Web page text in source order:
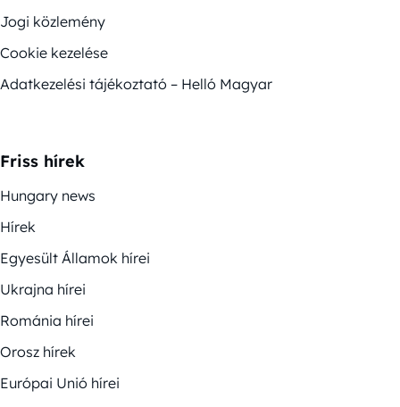
Jogi közlemény
Cookie kezelése
Adatkezelési tájékoztató – Helló Magyar
Friss hírek
Hungary news
Hírek
Egyesült Államok hírei
Ukrajna hírei
Románia hírei
Orosz hírek
Európai Unió hírei